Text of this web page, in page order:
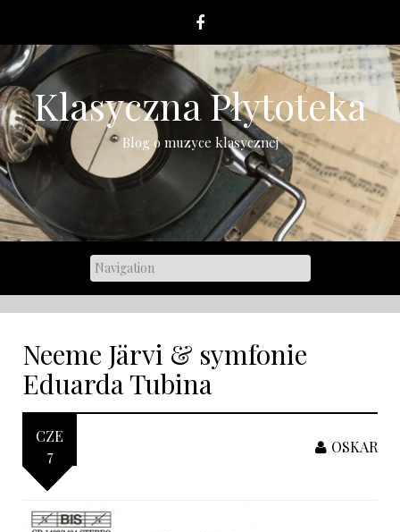
content
Klasyczna Płytoteka
Blog o muzyce klasycznej
Neeme Järvi & symfonie
Eduarda Tubina
CZE
7
OSKAR